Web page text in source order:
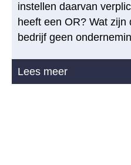
instellen daarvan
heeft een OR? Wat
bedrijf geen
Lees meer